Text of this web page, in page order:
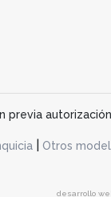
previa
|
Otros
desarrollo